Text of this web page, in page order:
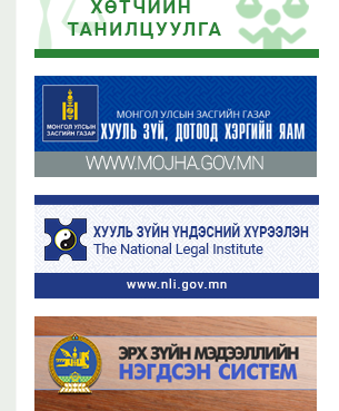
2023 оны 11 сарын 02
Бүх мэдээ
2019 оны 06 сарын 21